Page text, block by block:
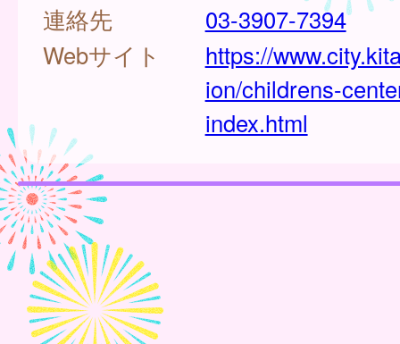
連絡先
03-3907-7394
Webサイト
https://
ion/childrens-
index.html